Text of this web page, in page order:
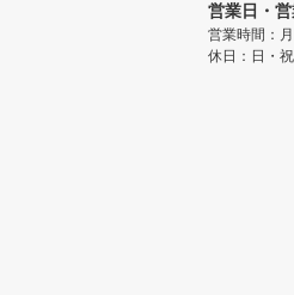
営業日・
営業時間：
休日：日・祝